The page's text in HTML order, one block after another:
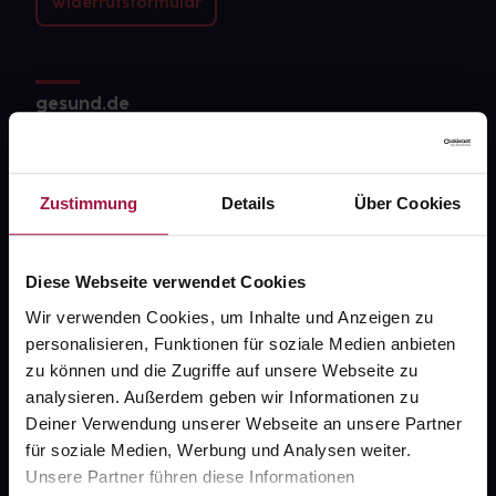
Zustimmung Details Über Cookies
Diese Webseite verwendet Cookies
Wir verwenden Cookies, um Inhalte und Anzeigen zu
personalisieren, Funktionen für soziale Medien anbieten
zu können und die Zugriffe auf unsere Webseite zu
analysieren. Außerdem geben wir Informationen zu
Deiner Verwendung unserer Webseite an unsere Partner
für soziale Medien, Werbung und Analysen weiter.
Unsere Partner führen diese Informationen
gesund.de
Karriere
Newsletter
Barrierefreiheitserklärung
PAYBACK
gesund-versorger.de
Sanitätshäuser
Datenschutz
AGB